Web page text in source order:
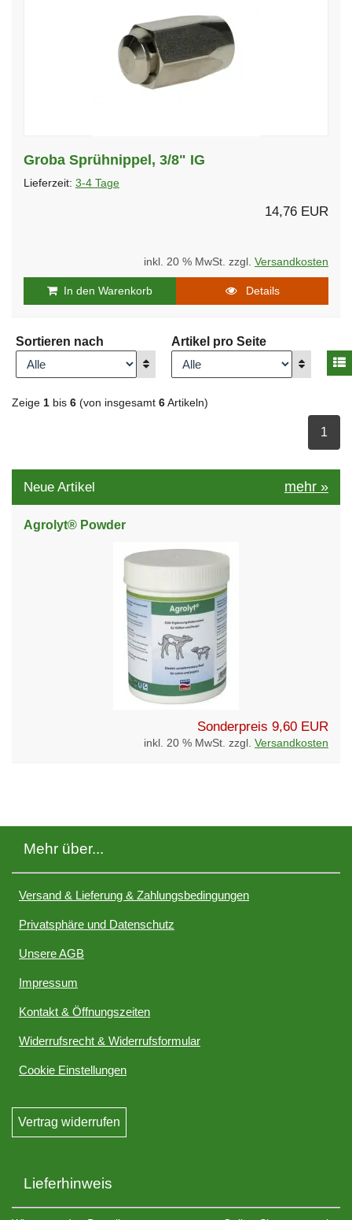
Groba Sprühnippel, 3/8" IG
Lieferzeit: 3-4 Tage
14,76 EUR
inkl. 20 % MwSt. zzgl. Versandkosten
In den Warenkorb Details
Sortieren nach
Anzeigen
Artikel pro Seite
Anzeigen
Zeige 1 bis 6 (von insgesamt 6 Artikeln)
1
Neue Artikel mehr »
Agrolyt® Powder
Sonderpreis 9,60 EUR
inkl. 20 % MwSt. zzgl. Versandkosten
Mehr über...
Versand & Lieferung & Zahlungsbedingungen
Privatsphäre und Datenschutz
Unsere AGB
Impressum
Kontakt & Öffnungszeiten
Widerrufsrecht & Widerrufsformular
Cookie Einstellungen
Vertrag widerrufen
Lieferhinweis